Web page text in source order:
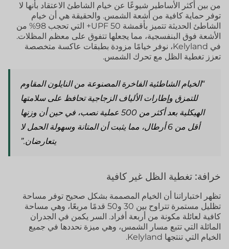
من بين أكثر الأساطير شيوعًا عن خيام الشاطئ الاعتقاد بأنها لا
توفر حماية كافية من أشعة الشمس. والحقيقة هي أن خيام
الشاطئ الحديثة تتميز بأقمشة UPF 50+ التي تحجب 98% من
الأشعة فوق البنفسجية، مما يجعلها تتفوق على معظم المظلات.
في Kelyland، نوفر خيامًا مزودة بطبقات عاكسة متخصصة
تعزز تغطية الظل مع تحرك الشمس.
“الخيام الشاطئية الفاخرة المصنوعة من النايلون المقاوم
للتمزق وإطارات الألياف الزجاجية تحافظ على سلامتها
الهيكلية بعد أكثر من 500 عملية نصب، في حين أن وزنها
أقل من 6 أرطال، مما يثبت أن المتانة وسهولة الحمل لا
يتعارضان.”
خرافة: تغطية الظل غير كافية
تظهر اختباراتنا أن الخيام المصممة بشكل صحيح توفر مساحة
تظليل مستمرة تتراوح بين 30 و50 قدمًا مربعًا، وهي مساحة
كافية لعائلة مكونة من أربعة أفراد. السر يكمن في الجدران
المائلة التي تتبع مسار الشمس، وهي ميزة نحددها في جميع
الخيام التي تنتجها Kelyland.